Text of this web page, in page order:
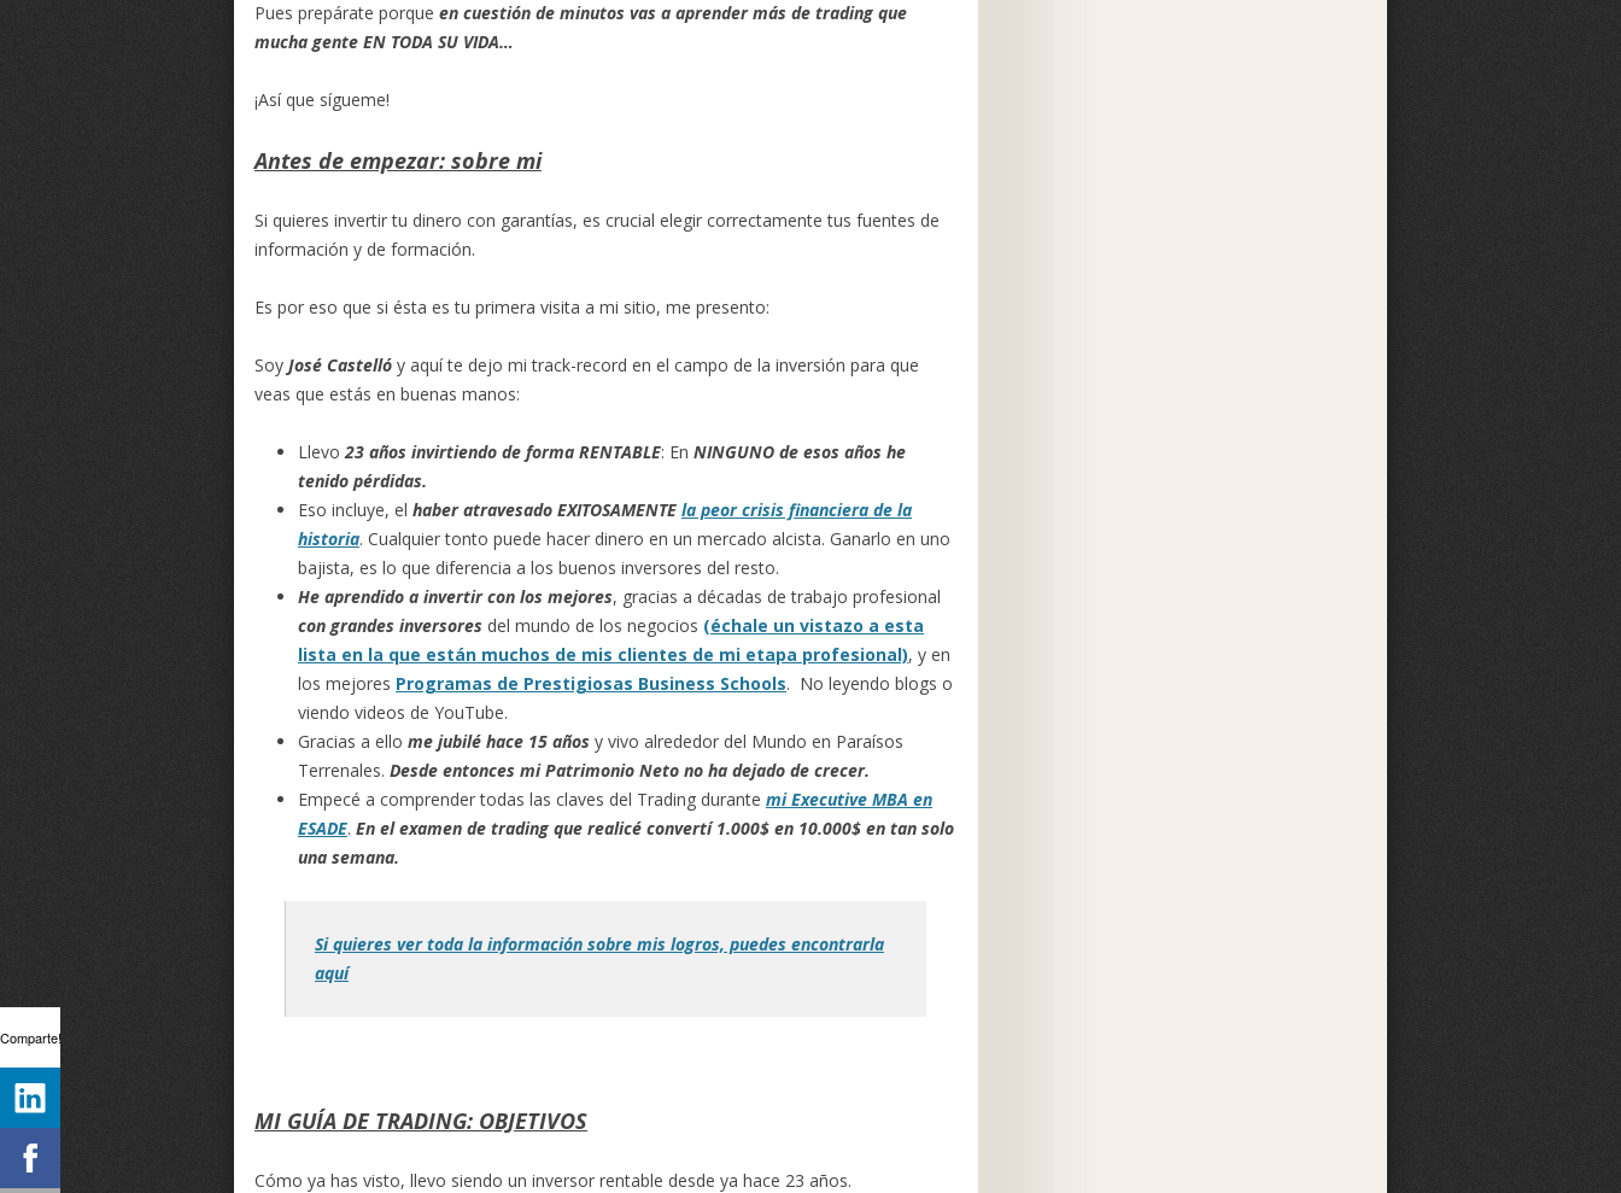
Pues prepárate porque en cuestión de minutos vas a aprender más de trading que
mucha gente EN TODA SU VIDA…
¡Así que sígueme!
Antes de empezar: sobre mi
Si quieres invertir tu dinero con garantías, es crucial elegir correctamente tus fuentes de
información y de formación.
Es por eso que si ésta es tu primera visita a mi sitio, me presento:
Soy José Castelló y aquí te dejo mi track-record en el campo de la inversión para que
veas que estás en buenas manos:
Llevo23 años invirtiendo de forma RENTABLE: En NINGUNO de esos años he
tenido pérdidas.
Eso incluye, el haber atravesado EXITOSAMENTE la peor crisis financiera de la
historia. Cualquier tonto puede hacer dinero en un mercado alcista. Ganarlo en uno
bajista, es lo que diferencia a los buenos inversores del resto.
He aprendido a invertir con los mejores, gracias a décadas de trabajo profesional
con grandes inversores del mundo de los negocios (échale un vistazo a esta
lista en la que están muchos de mis clientes de mi etapa profesional), y en
los mejores Programas de Prestigiosas Business Schools. No leyendo blogs o
viendo videos de YouTube.
Gracias a ello me jubilé hace 15 años y vivo alrededor del Mundo en Paraísos
Terrenales. Desde entonces mi Patrimonio Neto no ha dejado de crecer.
Empecé a comprender todas las claves del Trading durante mi Executive MBA en
ESADE. En el examen de trading que realicé convertí 1.000$ en 10.000$ en tan solo
una semana.
Si quieres ver toda la información sobre mis logros, puedes encontrarla
aquí
MI GUÍA DE TRADING: OBJETIVOS
Cómo ya has visto, llevo siendo un inversor rentable desde ya hace 23 años.
Comparte!